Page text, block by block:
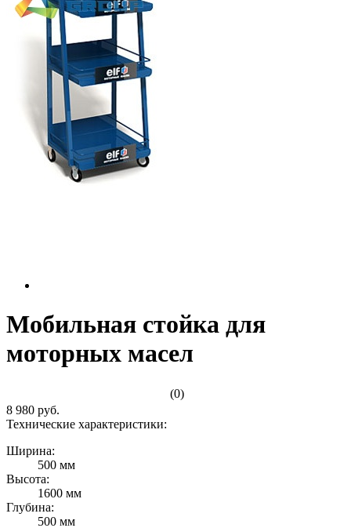
Мобильная стойка для
моторных масел
(0)
8 980 руб.
Технические характеристики:
Ширина:
500 мм
Высота:
1600 мм
Глубина:
500 мм